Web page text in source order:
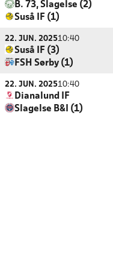
B. 73, Slagelse (2)
Suså IF (1)
22. JUN. 202510:40
Suså IF (3)
FSH Sørby (1)
22. JUN. 202510:40
Dianalund IF
Slagelse B&I (1)